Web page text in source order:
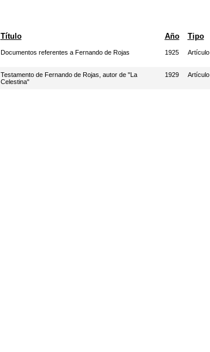
Título Año Tipo
Documentos referentes a Fernando de Rojas 1925 Artículo
Testamento de Fernando de Rojas, autor de "La
Celestina"
1929 Artículo